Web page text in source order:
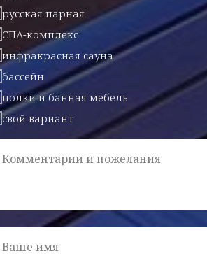
русская парная
СПА-комплекс
инфракрасная сауна
бассейн
полки и банная мебель
свой вариант
Комментарии и пожелания
Ваше имя